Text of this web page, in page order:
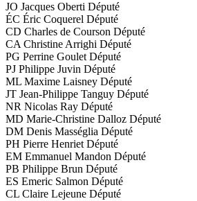
JO Jacques Oberti Député
ÉC Éric Coquerel Député
CD Charles de Courson Député
CA Christine Arrighi Député
PG Perrine Goulet Député
PJ Philippe Juvin Député
ML Maxime Laisney Député
JT Jean-Philippe Tanguy Député
NR Nicolas Ray Député
MD Marie-Christine Dalloz Député
DM Denis Masséglia Député
PH Pierre Henriet Député
EM Emmanuel Mandon Député
PB Philippe Brun Député
ES Emeric Salmon Député
CL Claire Lejeune Député